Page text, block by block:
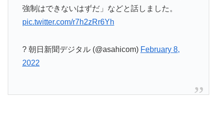
強制はできないはずだ」などと話しました。
pic.twitter.com/r7h2zRr6Yh
? 朝日新聞デジタル (@asahicom) February 8,
2022